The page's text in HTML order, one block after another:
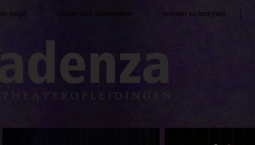
jeugd Lessen voor volwassenen Scholen en bedrijven